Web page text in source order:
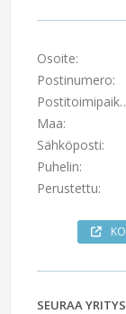
Osoite:
Postinumero:
Maa:
Sähköposti:
Puhelin:
Perustettu:
SEURAA